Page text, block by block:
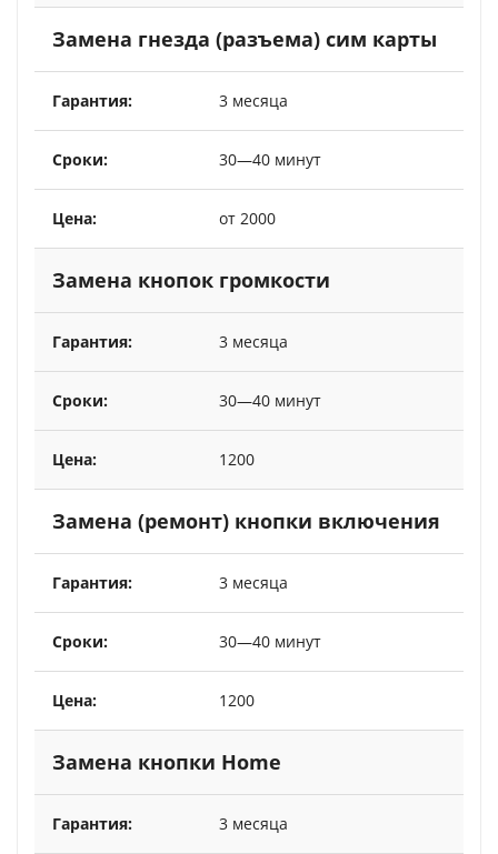
Замена гнезда (разъема) сим карты
3 месяца
30—40 минут
от 2000
Замена кнопок громкости
3 месяца
30—40 минут
1200
Замена (ремонт) кнопки включения
3 месяца
30—40 минут
1200
Замена кнопки Home
3 месяца